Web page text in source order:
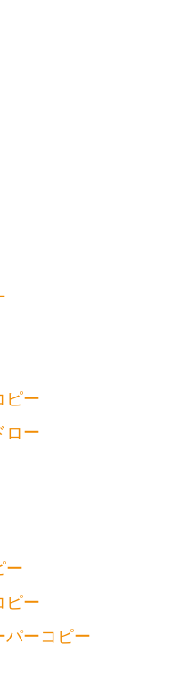
ピー
ロー
ー
ピー
ーコピー